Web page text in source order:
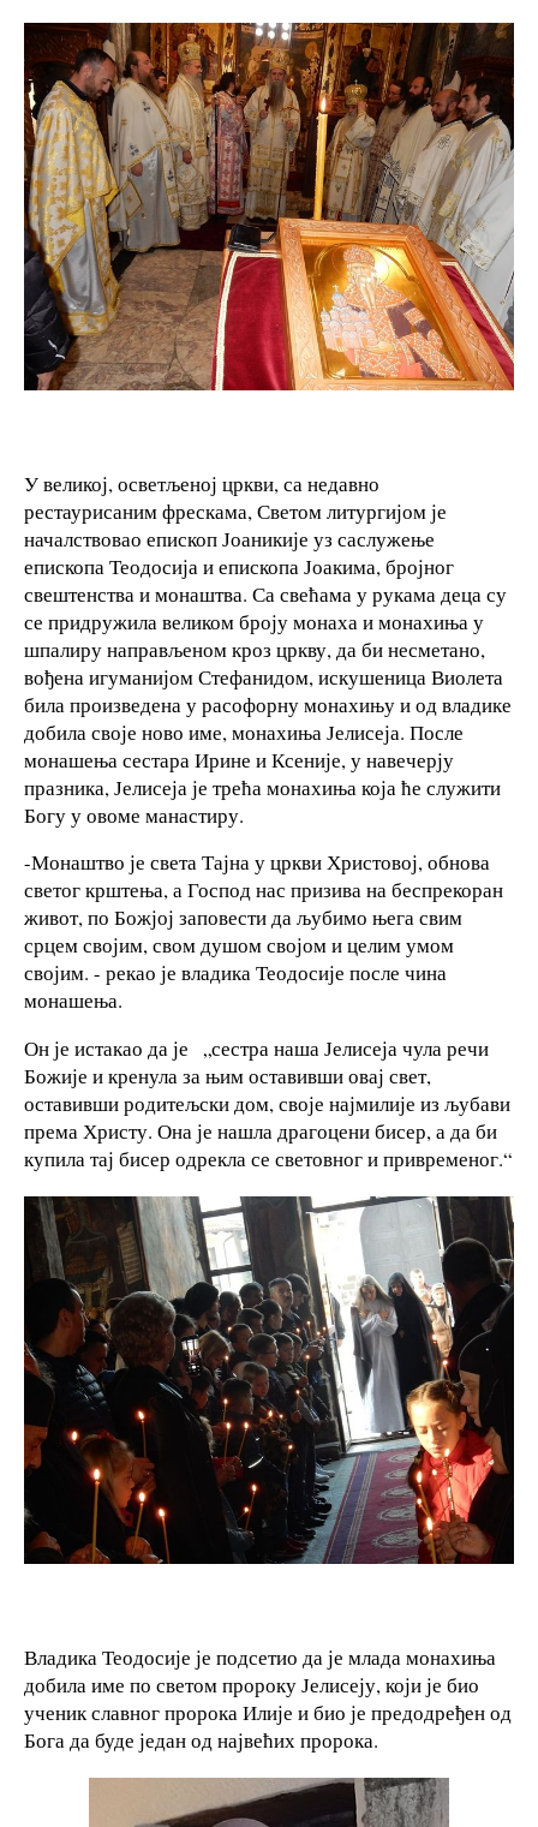
У великој, осветљеној цркви, са недавно
рестаурисаним фрескама, Светом литургијом је
началствовао епископ Јоаникије уз саслужење
епископа Теодосија и епископа Јоакима, бројног
свештенства и монаштва. Са свећама у рукама деца су
се придружила великом броју монаха и монахиња у
шпалиру направљеном кроз цркву, да би несметано,
вођена игуманијом Стефанидом, искушеница Виолета
била произведена у расофорну монахињу и од владике
добила своје ново име, монахиња Јелисеја. После
монашења сестара Ирине и Ксеније, у навечерју
празника, Јелисеја је трећа монахиња која ће служити
Богу у овоме манастиру.
-Монаштво је света Тајна у цркви Христовој, обнова
светог крштења, а Господ нас призива на беспрекоран
живот, по Божјој заповести да љубимо њега свим
срцем својим, свом душом својом и целим умом
својим. - рекао је владика Теодосије после чина
монашења.
Он је истакао да је „сестра наша Јелисеја чула речи
Божије и кренула за њим оставивши овај свет,
оставивши родитељски дом, своје најмилије из љубави
према Христу. Она је нашла драгоцени бисер, а да би
купила тај бисер одрекла се световног и привременог.“
Владика Теодосије је подсетио да је млада монахиња
добила име по светом пророку Јелисеју, који је био
ученик славног пророка Илије и био је предодређен од
Бога да буде један од највећих пророка.